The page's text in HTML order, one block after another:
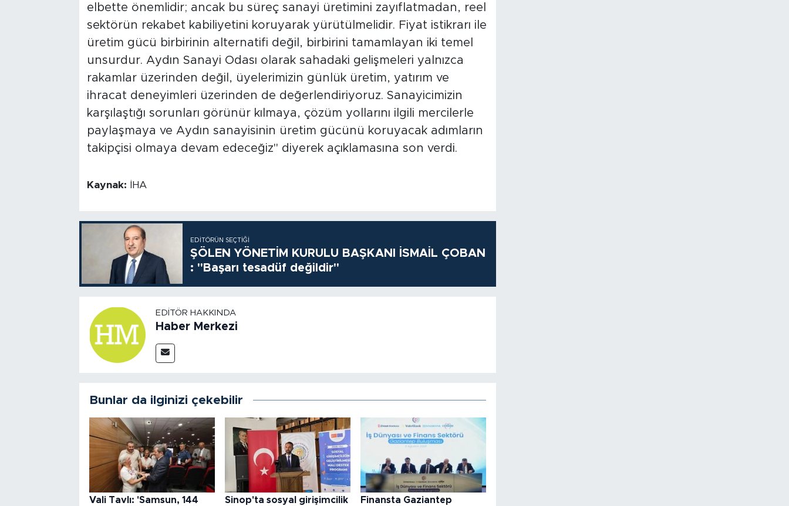
elbette önemlidir; ancak bu süreç sanayi üretimini zayıflatmadan, reel
sektörün rekabet kabiliyetini koruyarak yürütülmelidir. Fiyat istikrarı ile
üretim gücü birbirinin alternatifi değil, birbirini tamamlayan iki temel
unsurdur. Aydın Sanayi Odası olarak sahadaki gelişmeleri yalnızca
rakamlar üzerinden değil, üyelerimizin günlük üretim, yatırım ve
ihracat deneyimleri üzerinden de değerlendiriyoruz. Sanayicimizin
karşılaştığı sorunları görünür kılmaya, çözüm yollarını ilgili mercilerle
paylaşmaya ve Aydın sanayisinin üretim gücünü koruyacak adımların
takipçisi olmaya devam edeceğiz'' diyerek açıklamasına son verdi.
Kaynak: İHA
EDITÖRÜN SEÇTIĞI
ŞÖLEN YÖNETİM KURULU BAŞKANI İSMAİL ÇOBAN
: "Başarı tesadüf değildir"
EDITÖR HAKKINDA
Haber Merkezi
Bunlar da ilginizi çekebilir
Vali Tavlı: 'Samsun, 144
Sinop'ta sosyal girişimcilik
Finansta Gaziantep